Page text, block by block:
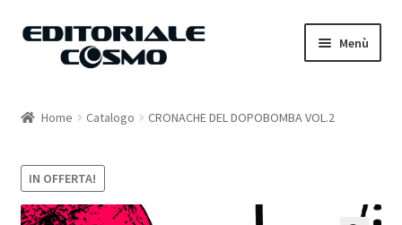
Vai
Vai
Menù
Carrello
Home Catalogo CRONACHE DEL DOPOBOMBA VOL.2
IN OFFERTA!